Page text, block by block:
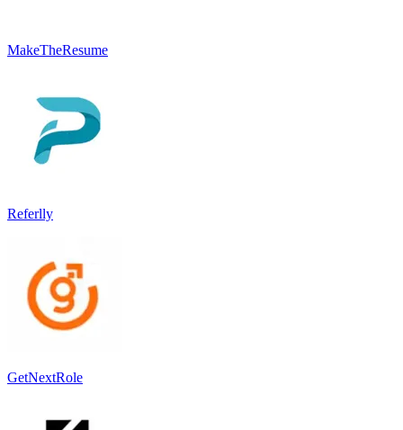
MakeTheResume
Referlly
GetNextRole